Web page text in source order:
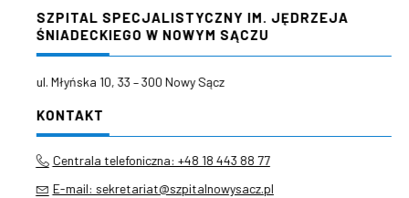
SZPITAL SPECJALISTYCZNY IM. JĘDRZEJA
ŚNIADECKIEGO W NOWYM SĄCZU
ul. Młyńska 10, 33 – 300 Nowy Sącz
KONTAKT
Centrala telefoniczna: +48 18 443 88 77
E-mail: sekretariat@szpitalnowysacz.pl